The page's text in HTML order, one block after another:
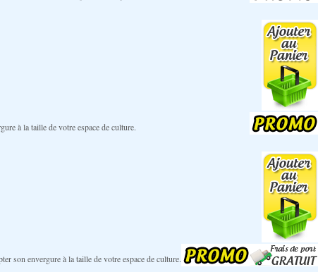
à la taille de votre espace de culture.
son envergure à la taille de votre espace de culture.